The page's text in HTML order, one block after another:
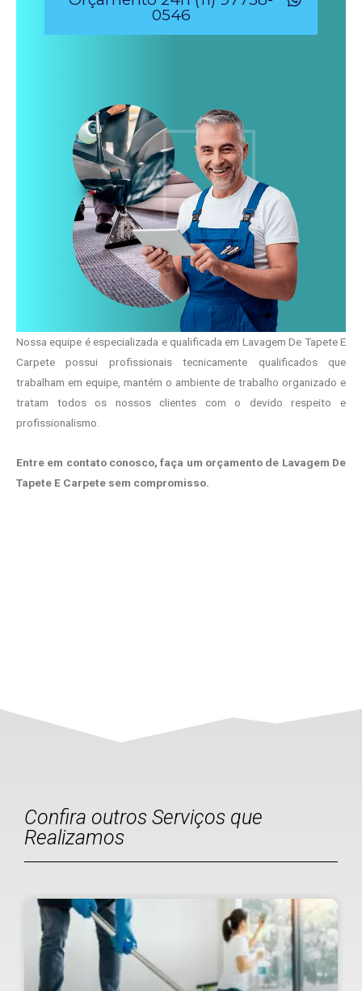
0546
Nossa equipe é especializada e qualificada em Lavagem De Tapete E
Carpete possui profissionais tecnicamente qualificados que
trabalham em equipe, mantém o ambiente de trabalho organizado e
tratam todos os nossos clientes com o devido respeito e
profissionalismo.
Entre em contato conosco, faça um orçamento de Lavagem De
Tapete E Carpete sem compromisso.
Confira outros Serviços que
Realizamos